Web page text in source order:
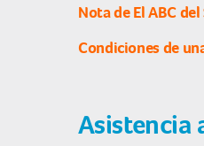
Nota de El ABC
Condiciones de
Asistencia